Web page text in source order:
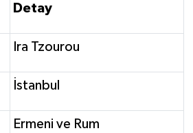
Detay
Ira Tzourou
İstanbul
Ermeni ve Rum